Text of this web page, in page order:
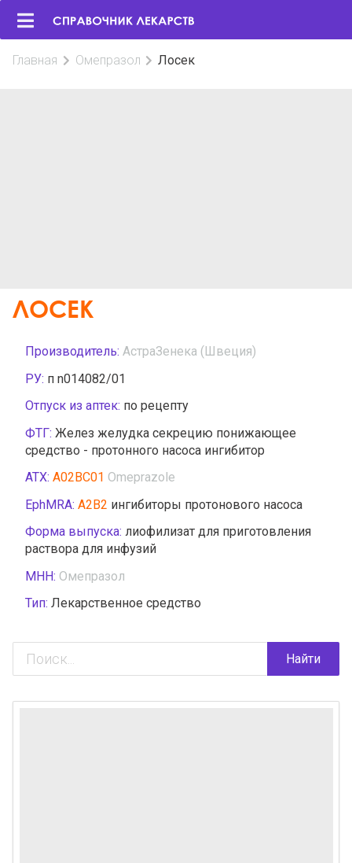
Главная Омепразол Лосек
ЛОСЕК
Производитель: АстраЗенека (Швеция)
РУ: п n014082/01
Отпуск из аптек: по рецепту
ФТГ: Желез желудка секрецию понижающее
средство - протонного насоса ингибитор
АТХ: A02BC01 Omeprazole
EphMRA: A2B2 ингибиторы протонового насоса
Форма выпуска: лиофилизат для приготовления
раствора для инфузий
МНН: Омепразол
Тип: Лекарственное средство
Найти